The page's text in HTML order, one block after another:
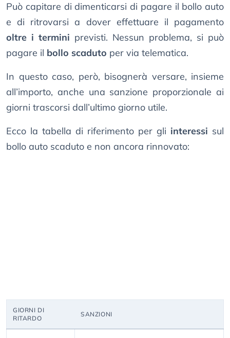
Può capitare di dimenticarsi di pagare il bollo auto
e di ritrovarsi a dover effettuare il pagamento
oltre i termini previsti. Nessun problema, si può
pagare il bollo scaduto per via telematica.
In questo caso, però, bisognerà versare, insieme
all’importo, anche una sanzione proporzionale ai
giorni trascorsi dall’ultimo giorno utile.
Ecco la tabella di riferimento per gli interessi sul
bollo auto scaduto e non ancora rinnovato:
GIORNI DI
RITARDO
SANZIONI